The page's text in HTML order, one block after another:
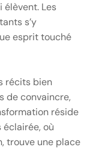
élèvent. Les
s’y
esprit touché
récits bien
de convaincre,
réside
éclairée, où
trouve une place